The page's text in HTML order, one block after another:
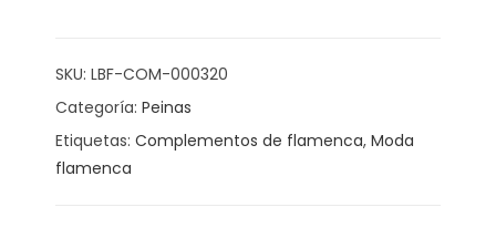
SKU: LBF-COM-000320
Categoría: Peinas
Etiquetas: Complementos de flamenca, Moda
flamenca